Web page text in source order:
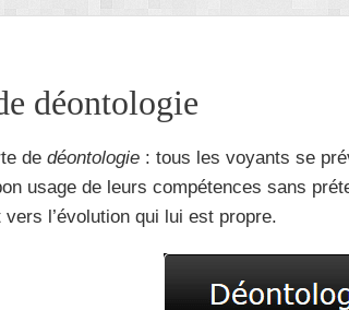
déontologie
de déontologie : tous les voyants se
usage de leurs compétences sans
l’évolution qui lui est propre.